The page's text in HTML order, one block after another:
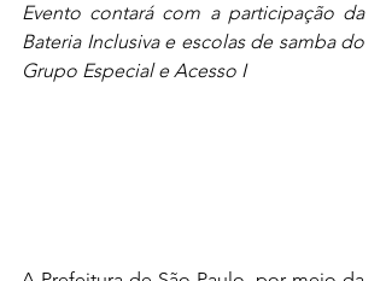
Evento contará com a participação da
Bateria Inclusiva e escolas de samba do
Grupo Especial e Acesso I